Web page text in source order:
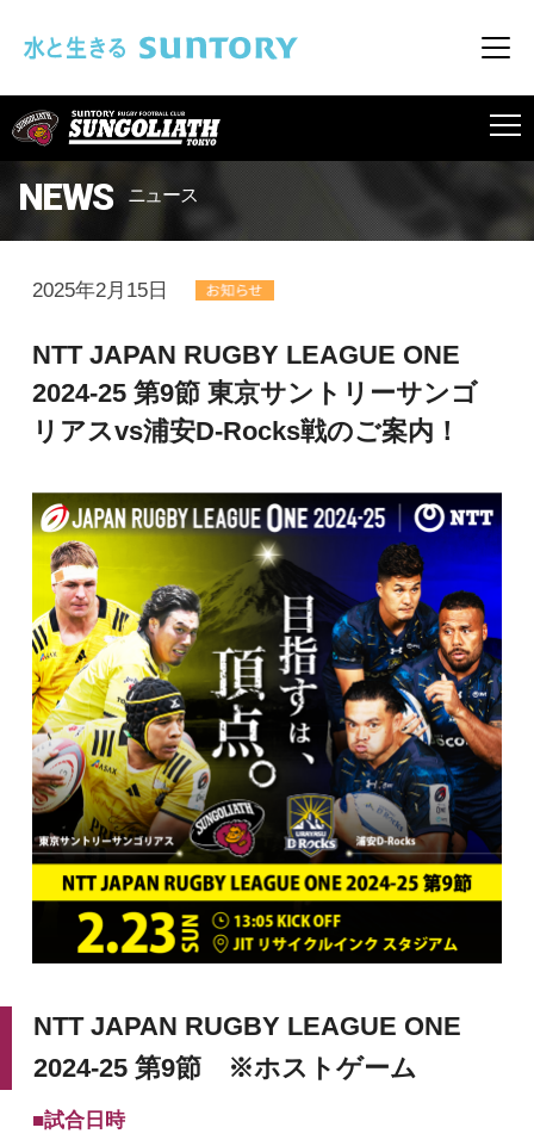
メ
NEWS ニュース
2025年2月15日
NTT JAPAN RUGBY LEAGUE ONE
2024-25 第9節 東京サントリーサンゴ
リアスvs浦安D-Rocks戦のご案内！
NTT JAPAN RUGBY LEAGUE ONE
2024-25 第9節 ※ホストゲーム
■試合日時